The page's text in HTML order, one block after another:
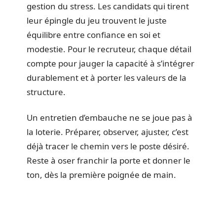
gestion du stress. Les candidats qui tirent
leur épingle du jeu trouvent le juste
équilibre entre confiance en soi et
modestie. Pour le recruteur, chaque détail
compte pour jauger la capacité à s’intégrer
durablement et à porter les valeurs de la
structure.
Un entretien d’embauche ne se joue pas à
la loterie. Préparer, observer, ajuster, c’est
déjà tracer le chemin vers le poste désiré.
Reste à oser franchir la porte et donner le
ton, dès la première poignée de main.